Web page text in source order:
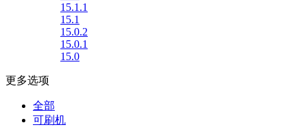
15.1.1
15.1
15.0.2
15.0.1
15.0
更多选项
全部
可刷机